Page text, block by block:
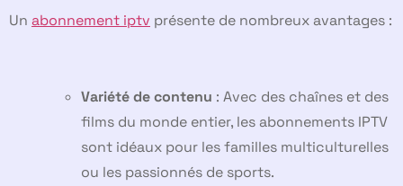
Un abonnement iptv présente de nombreux avantages :
Variété de contenu : Avec des chaînes et des
films du monde entier, les abonnements IPTV
sont idéaux pour les familles multiculturelles
ou les passionnés de sports.